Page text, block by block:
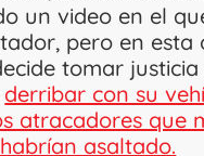
un video en el
pero en esta
tomar
derribar con su
atracadores que
asaltado.